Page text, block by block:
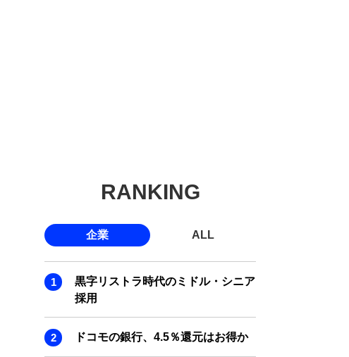
RANKING
企業 ALL
黒字リストラ時代のミドル・シニア
採用
ドコモの銀行、4.5％還元はお得か